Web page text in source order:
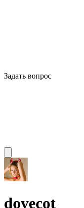
Задать вопрос
dovecot